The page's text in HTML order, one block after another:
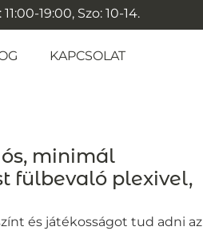
19:00, Szo: 10-14.
KAPCSOLAT
minimál
fülbevaló plexivel,
és játékosságot tud adni az